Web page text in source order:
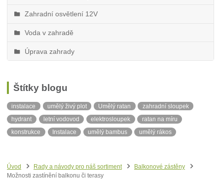
Zahradní osvětlení 12V
Voda v zahradě
Úprava zahrady
Štítky blogu
instalace umělý živý plot Umělý ratan
zahradní sloupek
hydrant
letní vodovod elektrosloupek
ratan na míru
konstrukce
Instalace umělý bambus
umělý rákos
Stín
Úvod Rady a návody pro náš sortiment
Balkonové zástěny
Možnosti zastínění balkonu či terasy